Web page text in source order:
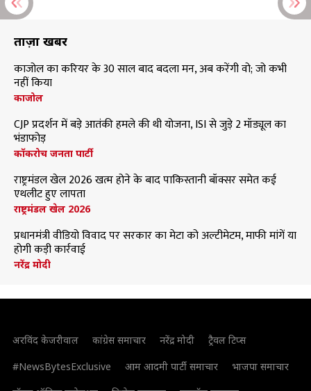
ताज़ा खबरें
काजोल का करियर के 30 साल बाद बदला मन, अब करेंगी वो; जो कभी
नहीं किया
काजोल
CJP प्रदर्शन में बड़े आतंकी हमले की थी योजना, ISI से जुड़े 2 मॉड्यूल का
भंडाफोड़
कॉकरोच जनता पार्टी
राष्ट्रमंडल खेल 2026 खत्म होने के बाद पाकिस्तानी बॉक्सर समेत कई
एथलीट हुए लापता
राष्ट्रमंडल खेल 2026
प्रधानमंत्री वीडियो विवाद पर सरकार का मेटा को अल्टीमेटम, माफी मांगें या
होगी कड़ी कार्रवाई
नरेंद्र मोदी
अरविंद केजरीवाल कांग्रेस समाचार नरेंद्र मोदी
ट्रैवल टिप्स
#NewsBytesExclusive
आम आदमी पार्टी समाचार
भाजपा समाचार